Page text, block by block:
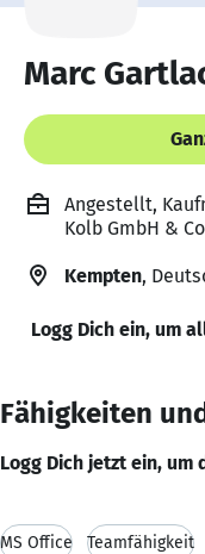
Marc
Angestellt,
Kolb GmbH &
Kempten,
Logg Dich ein, um
Fähigkeiten
Logg Dich jetzt ein, um
MS Office Teamfähigkeit